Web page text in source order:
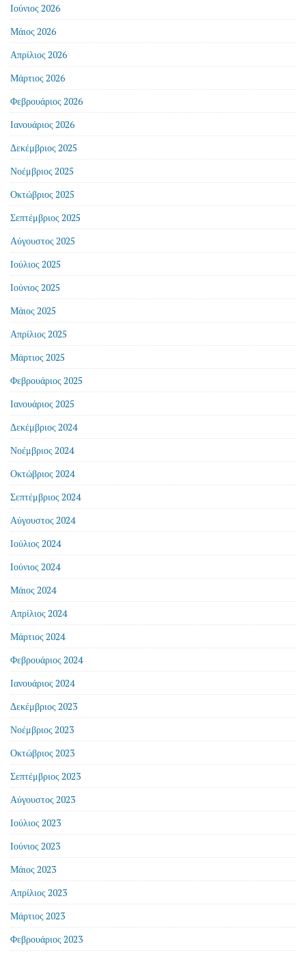
Ιούνιος 2026
Μάιος 2026
Απρίλιος 2026
Μάρτιος 2026
Φεβρουάριος 2026
Ιανουάριος 2026
Δεκέμβριος 2025
Νοέμβριος 2025
Οκτώβριος 2025
Σεπτέμβριος 2025
Αύγουστος 2025
Ιούλιος 2025
Ιούνιος 2025
Μάιος 2025
Απρίλιος 2025
Μάρτιος 2025
Φεβρουάριος 2025
Ιανουάριος 2025
Δεκέμβριος 2024
Νοέμβριος 2024
Οκτώβριος 2024
Σεπτέμβριος 2024
Αύγουστος 2024
Ιούλιος 2024
Ιούνιος 2024
Μάιος 2024
Απρίλιος 2024
Μάρτιος 2024
Φεβρουάριος 2024
Ιανουάριος 2024
Δεκέμβριος 2023
Νοέμβριος 2023
Οκτώβριος 2023
Σεπτέμβριος 2023
Αύγουστος 2023
Ιούλιος 2023
Ιούνιος 2023
Μάιος 2023
Απρίλιος 2023
Μάρτιος 2023
Φεβρουάριος 2023